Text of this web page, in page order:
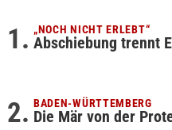
„NOCH NICHT ERLEBT“
Abschiebung trennt
BADEN-WÜRTTEMBERG
Die Mär von der